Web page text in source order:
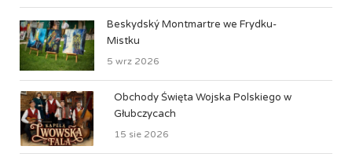
Beskydský Montmartre we Frydku-
Mistku
5 wrz 2026
Obchody Święta Wojska Polskiego w
Głubczycach
15 sie 2026